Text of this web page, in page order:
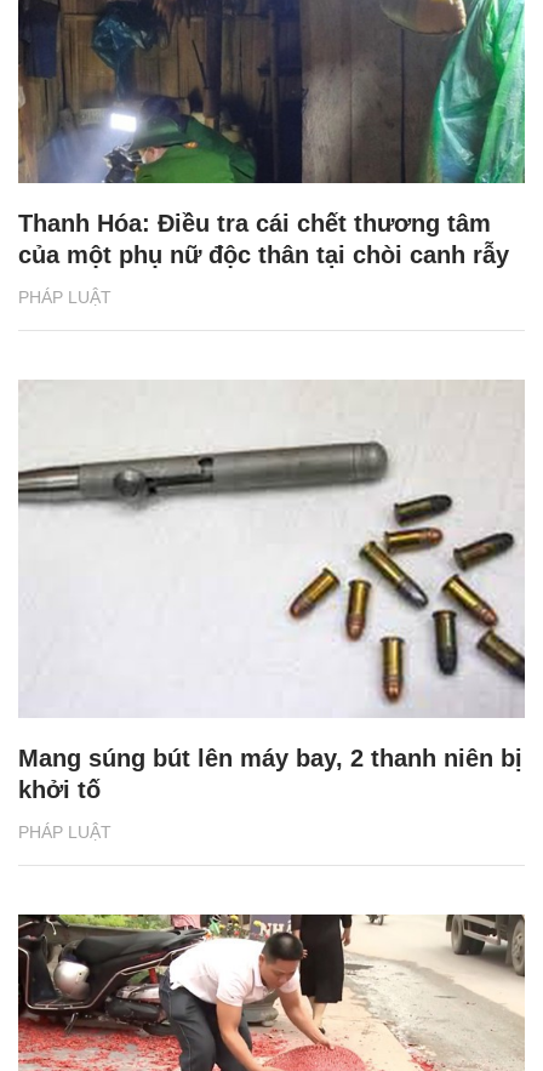
PHÁP LUẬT
Thanh Hóa: Điều tra cái chết thương tâm
của một phụ nữ độc thân tại chòi canh rẫy
PHÁP LUẬT
Mang súng bút lên máy bay, 2 thanh niên bị
khởi tố